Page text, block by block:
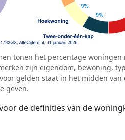
tonen het percentage
zijn eigendom, bewoning,
gelden staat in het midden van
geven.
de definities van de